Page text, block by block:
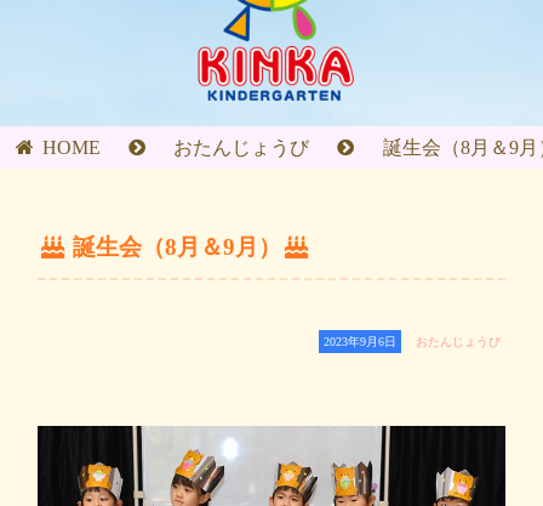
HOME おたんじょうび 誕生会（8月＆9月
誕生会（8月＆9月）
2023年9月6日 おたんじょうび